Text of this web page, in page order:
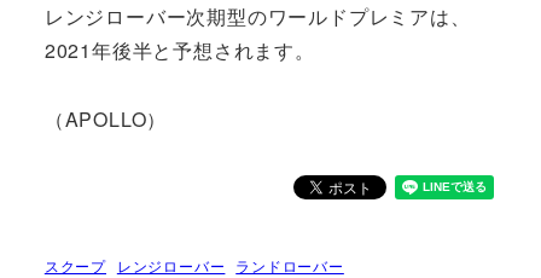
レンジローバー次期型のワールドプレミアは、
2021年後半と予想されます。
（APOLLO）
スクープ レンジローバー ランドローバー